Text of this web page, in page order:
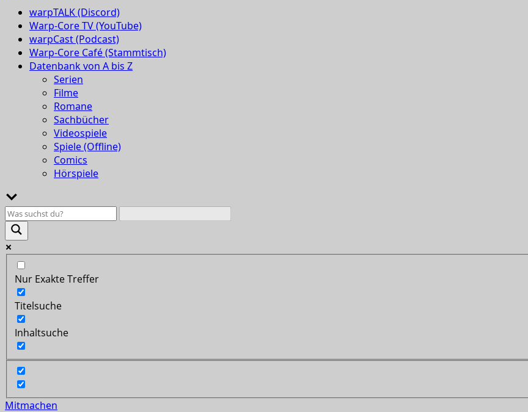
warpTALK (Discord)
Warp-Core TV (YouTube)
warpCast (Podcast)
Warp-Core Café (Stammtisch)
Datenbank von A bis Z
Serien
Filme
Romane
Sachbücher
Videospiele
Spiele (Offline)
Comics
Hörspiele
Nur Exakte Treffer
Titelsuche
Inhaltsuche
Mitmachen